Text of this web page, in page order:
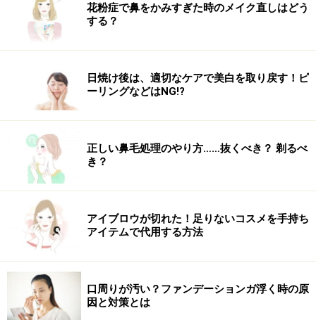
ボビイ ブラウン
03-5251-3485
＜秋肌メイクを満喫するコスメ関連記事＞
保湿＋ハリUPのクリームファンデ
好印象を与えるチークマジック！（メイクアップ）
秋色メイクはエレガント路線！（メイクアップ）
オトナの女の“焼け肌メイク”（メイクアップ）
'05秋冬NEWファンデカタログ(1)（コスメ クチコミ情
報）
'05秋冬NEWファンデカタログ(2)（コスメ クチコミ情
報）
花粉症で鼻をかみすぎた時のメイク直しはどう
する？
日焼け後は、適切なケアで美白を取り戻す！ピ
ーリングなどはNG!?
正しい鼻毛処理のやり方……抜くべき？ 剃るべ
き？
アイブロウが切れた！足りないコスメを手持ち
アイテムで代用する方法
口周りが汚い？ファンデーションガ浮く時の原
因と対策とは